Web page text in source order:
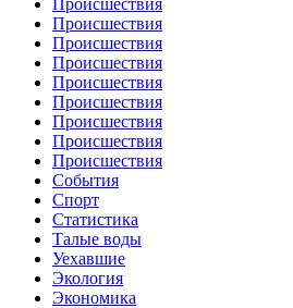
Происшествия
Происшествия
Происшествия
Происшествия
Происшествия
Происшествия
Происшествия
Происшествия
События
Спорт
Статистика
Талые воды
Уехавшие
Экология
Экономика